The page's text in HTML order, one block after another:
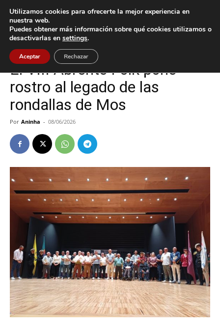
Inicio Cultura / Ocio
Cultura / Ocio Mos
El VIII Abrente Folk pone
rostro al legado de las
rondallas de Mos
Por Aninha - 08/06/2026
Utilizamos cookies para ofrecerte la mejor experiencia en
nuestra web.
Puedes obtener más información sobre qué cookies utilizamos o
desactivarlas en settings.
Aceptar Rechazar